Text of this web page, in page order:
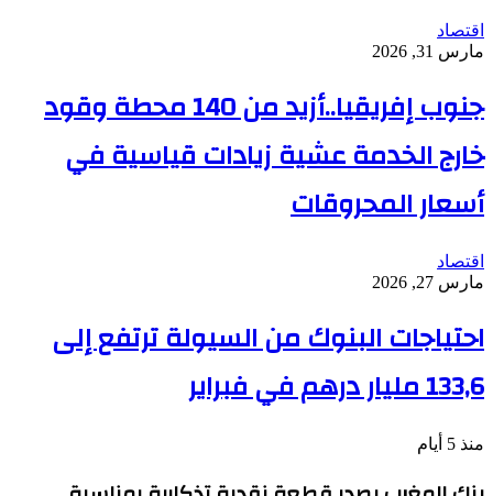
اقتصاد
مارس 31, 2026
جنوب إفريقيا..أزيد من 140 محطة وقود
خارج الخدمة عشية زيادات قياسية في
أسعار المحروقات
اقتصاد
مارس 27, 2026
احتياجات البنوك من السيولة ترتفع إلى
133,6 مليار درهم في فبراير
منذ 5 أيام